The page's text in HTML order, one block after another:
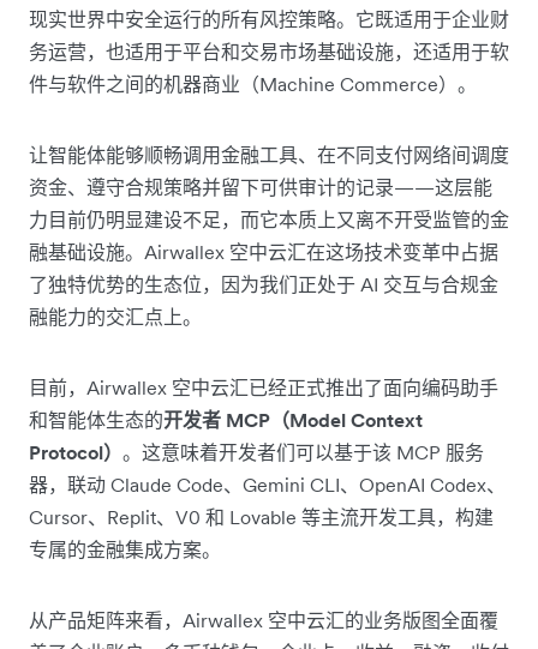
现实世界中安全运行的所有风控策略。它既适用于企业财
务运营，也适用于平台和交易市场基础设施，还适用于软
件与软件之间的机器商业（Machine Commerce）。
让智能体能够顺畅调用金融工具、在不同支付网络间调度
资金、遵守合规策略并留下可供审计的记录——这层能
力目前仍明显建设不足，而它本质上又离不开受监管的金
融基础设施。Airwallex 空中云汇在这场技术变革中占据
了独特优势的生态位，因为我们正处于 AI 交互与合规金
融能力的交汇点上。
目前，Airwallex 空中云汇已经正式推出了面向编码助手
和智能体生态的开发者 MCP（Model Context
Protocol） 。这意味着开发者们可以基于该 MCP 服务
器，联动 Claude Code、Gemini CLI、OpenAI Codex、
Cursor、Replit、V0 和 Lovable 等主流开发工具，构建
专属的金融集成方案。
从产品矩阵来看，Airwallex 空中云汇的业务版图全面覆